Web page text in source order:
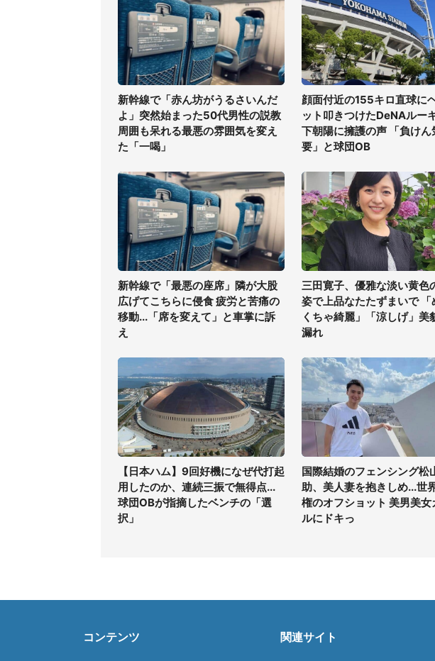
新幹線で「赤ん坊がうるさいんだ
よ」突然始まった50代男性の説教
周囲も呆れる最悪の雰囲気を変え
た「一喝」
顔面付近の155キロ直球に
ット叩きつけたDeNAルー
下朝陽に擁護の声 「負けん
要」と球団OB
新幹線で「最悪の座席」隣が大股
広げてこちらに侵食 疲労と苦痛の
移動...「席を変えて」と車掌に訴
え
三田寛子、優雅な淡い黄色
姿で上品なたたずまいで 「
くちゃ綺麗」「涼しげ」美
漏れ
【日本ハム】9回好機になぜ代打起
用したのか、連続三振で無得点...
球団OBが指摘したベンチの「選
択」
国際結婚のフェンシング松
助、美人妻を抱きしめ...世
権のオフショット 美男美女
ルにドキっ
コンテンツ 関連サイト